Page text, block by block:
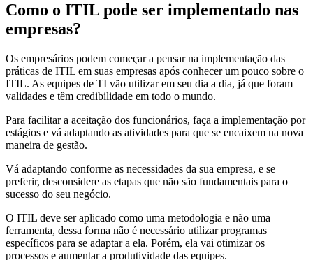
Como o ITIL pode ser implementado nas
empresas?
Os empresários podem começar a pensar na implementação das
práticas de ITIL em suas empresas após conhecer um pouco sobre o
ITIL. As equipes de TI vão utilizar em seu dia a dia, já que foram
validades e têm credibilidade em todo o mundo.
Para facilitar a aceitação dos funcionários, faça a implementação por
estágios e vá adaptando as atividades para que se encaixem na nova
maneira de gestão.
Vá adaptando conforme as necessidades da sua empresa, e se
preferir, desconsidere as etapas que não são fundamentais para o
sucesso do seu negócio.
O ITIL deve ser aplicado como uma metodologia e não uma
ferramenta, dessa forma não é necessário utilizar programas
específicos para se adaptar a ela. Porém, ela vai otimizar os
processos e aumentar a produtividade das equipes.